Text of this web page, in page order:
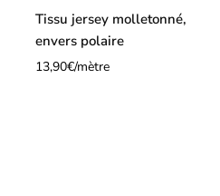
Tissu jersey molletonné,
envers polaire
13,90€/mètre